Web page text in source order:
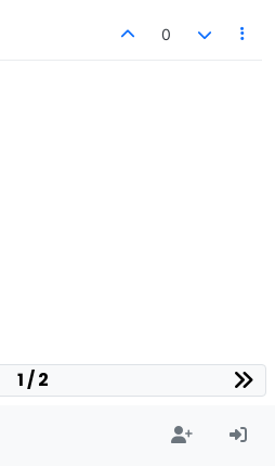
0
1 / 2